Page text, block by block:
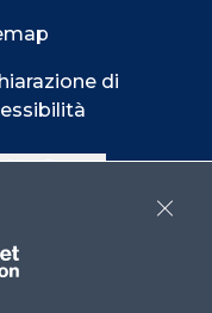
di
Center